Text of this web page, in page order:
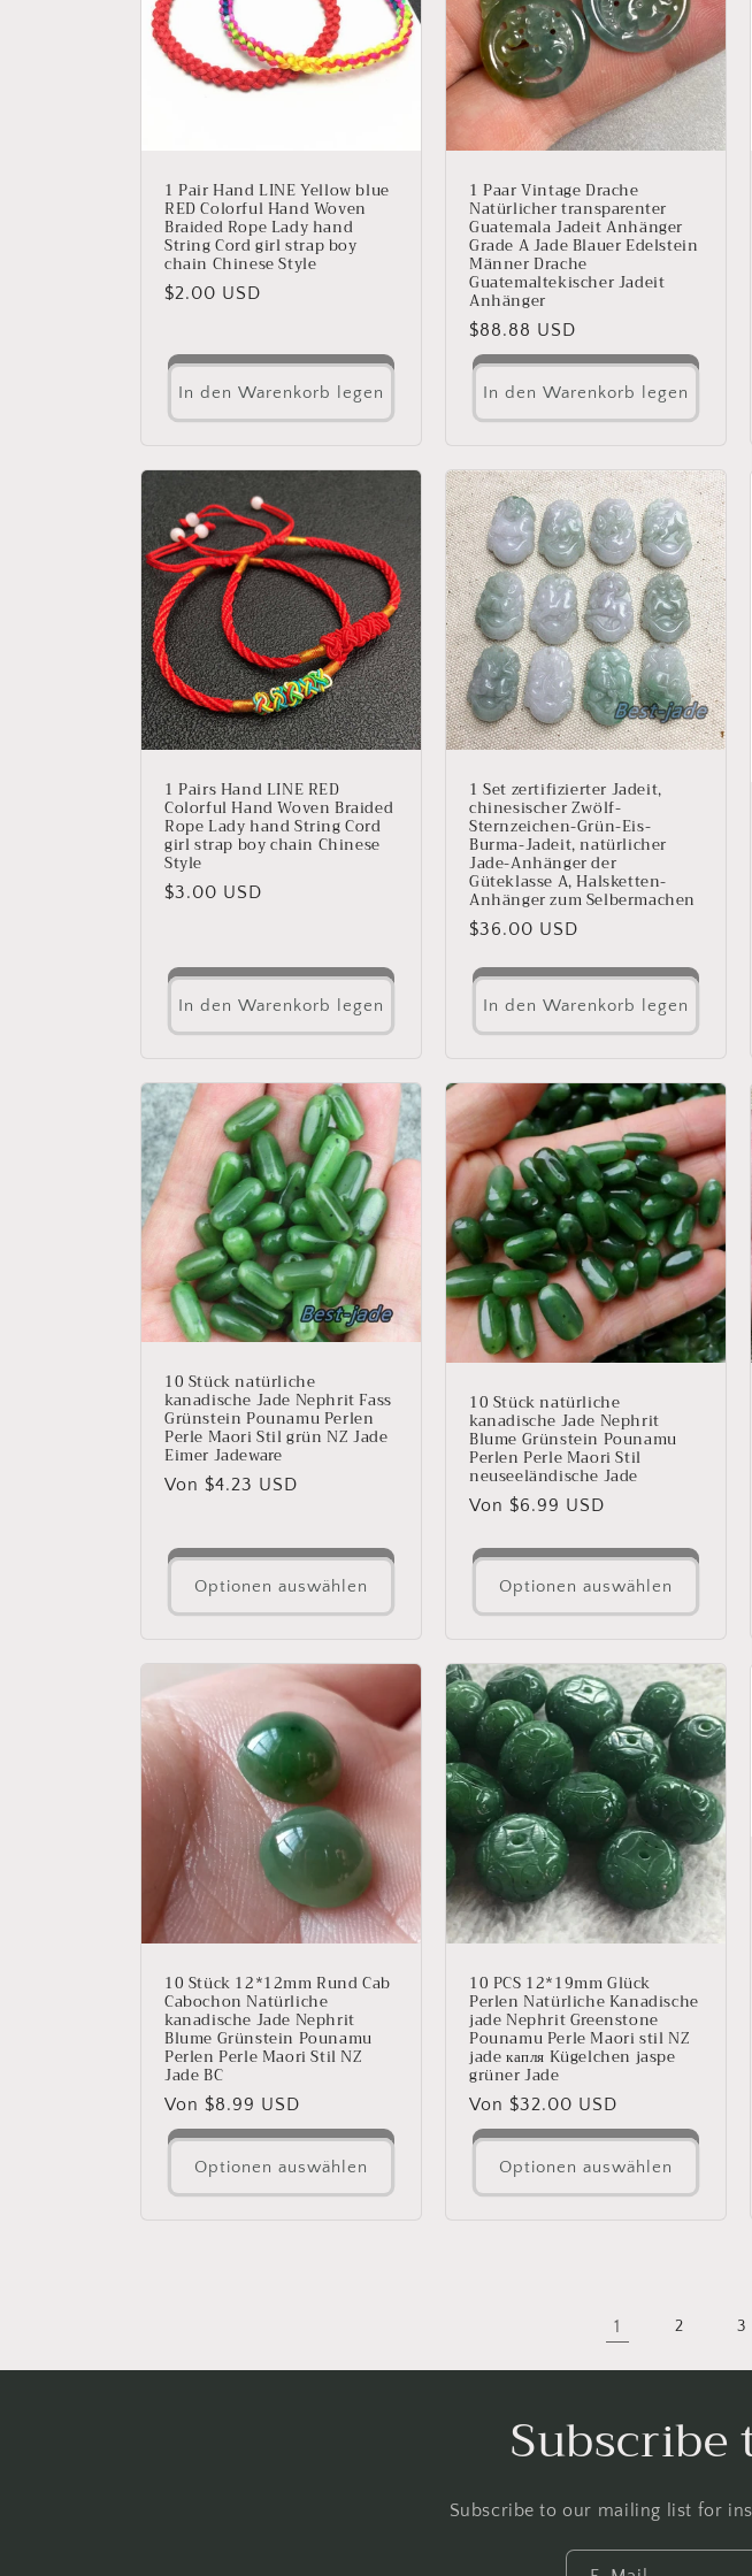
o
1 Pair Hand LINE Yellow blue
RED Colorful Hand Woven
Braided Rope Lady hand
String Cord girl strap boy
chain Chinese Style
Normaler
$2.00 USD
In den Warenkorb legen
1 Paar Vintage Drache
Natürlicher transparenter
Guatemala Jadeit Anhänger
Grade A Jade Blauer Edelstein
Männer Drache
Guatemaltekischer Jadeit
Anhänger
Normaler
Preis
$88.88 USD
In den Warenkorb legen
1 Pairs Hand LINE RED
Colorful Hand Woven Braided
Rope Lady hand String Cord
girl strap boy chain Chinese
Style
Normaler
$3.00 USD
In den Warenkorb legen
1 Set zertifizierter Jadeit,
chinesischer Zwölf-
Sternzeichen-Grün-Eis-
Burma-Jadeit, natürlicher
Jade-Anhänger der
Güteklasse A, Halsketten-
Anhänger zum Selbermachen
Normaler
$36.00 USD
In den Warenkorb legen
10 Stück natürliche
kanadische Jade Nephrit Fass
Grünstein Pounamu Perlen
Perle Maori Stil grün NZ Jade
Eimer Jadeware
Normaler
Von $4.23 USD
Optionen auswählen
10 Stück natürliche
kanadische Jade Nephrit
Blume Grünstein Pounamu
Perlen Perle Maori Stil
neuseeländische Jade
Normaler
Von $6.99 USD
Optionen auswählen
10 Stück 12*12mm Rund Cab
Cabochon Natürliche
kanadische Jade Nephrit
Blume Grünstein Pounamu
Perlen Perle Maori Stil NZ
Jade BC
Normaler
Preis
Von $8.99 USD
Optionen auswählen
10 PCS 12*19mm Glück
Perlen Natürliche Kanadische
jade Nephrit Greenstone
Pounamu Perle Maori stil NZ
jade капля Kügelchen jaspe
grüner Jade
Normaler
Preis
Von $32.00 USD
Optionen auswählen
1 2 3
Subscribe to our mailing list for